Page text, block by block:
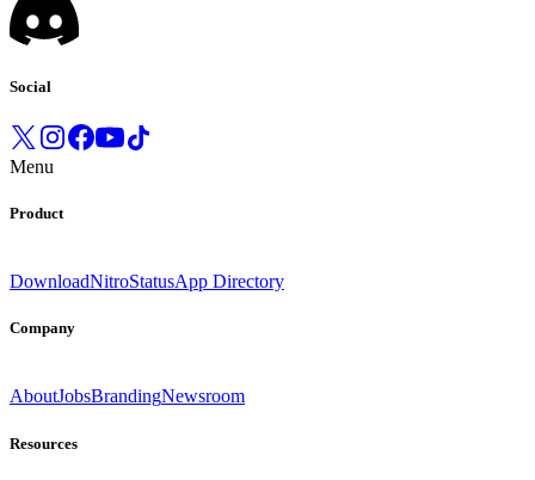
Social
Menu
Product
DownloadNitroStatusApp Directory
Company
AboutJobsBrandingNewsroom
Resources